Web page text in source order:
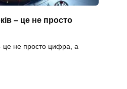
– це не просто
це не просто цифра, а